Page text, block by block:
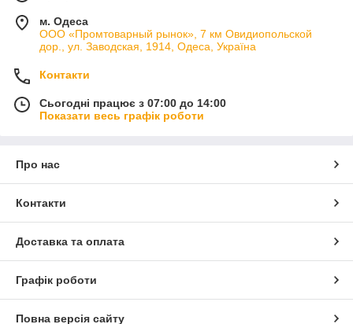
м. Одеса
ООО «Промтоварный рынок», 7 км Овидиопольской
дор., ул. Заводская, 1914, Одеса, Україна
Контакти
Сьогодні працює з 07:00 до 14:00
Показати весь графік роботи
Про нас
Контакти
Доставка та оплата
Графік роботи
Повна версія сайту